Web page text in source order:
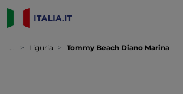
... Liguria Tommy Beach Diano Marina